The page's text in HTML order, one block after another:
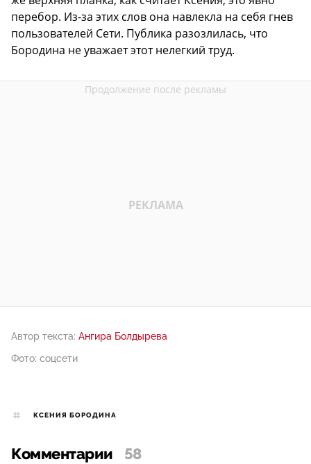
перебор. Из-за этих слов она навлекла на себя гнев
пользователей Сети. Публика разозлилась, что
Бородина не уважает этот нелегкий труд.
Автор текста: Ангира Болдырева
Фото: соцсети
КСЕНИЯ БОРОДИНА
Комментарии 58